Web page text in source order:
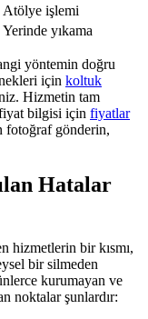
Atölye işlemi
Yerinde yıkama
yöntemin doğru
için koltuk
Hizmetin tam
bilgisi için fiyatlar
fotoğraf gönderin,
Hatalar
hizmetlerin bir kısmı,
bir silmeden
kurumayan ve
noktalar şunlardır: